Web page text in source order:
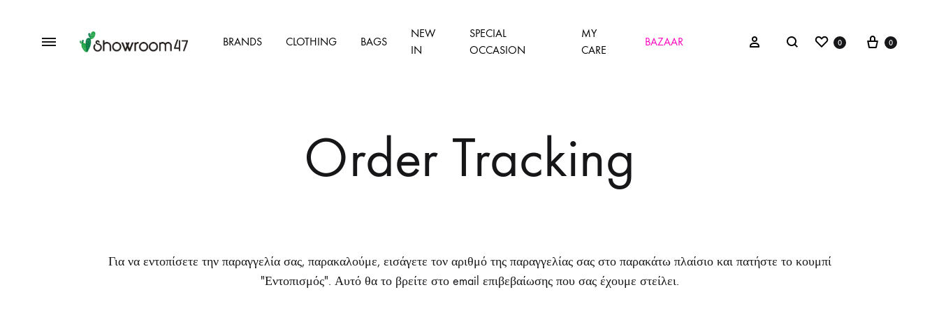
Menu
BRANDS CLOTHING BAGS
NEW
IN
SPECIAL
OCCASION
MY
CARE
BAZAAR Sign inSearch Wishlist
0 Cart
0
Order Tracking
Για να εντοπίσετε την παραγγελία σας, παρακαλούμε, εισάγετε τον αριθμό της παραγγελίας σας στο παρακάτω πλαίσιο και πατήστε το κουμπί
"Εντοπισμός". Αυτό θα το βρείτε στο email επιβεβαίωσης που σας έχουμε στείλει.